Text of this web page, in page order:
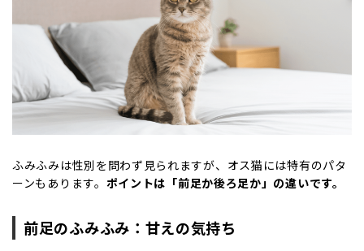
ふみふみは性別を問わず見られますが、オス猫には特有のパタ
ーンもあります。 ポイントは「前足か後ろ足か」の違いです。
前足のふみふみ：甘えの気持ち